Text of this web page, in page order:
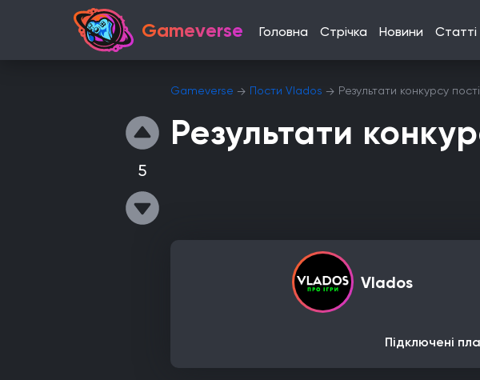
Gameverse Головна Стрічка Новини Статті
Gameverse Пости Vlados Результати конкурсу
5
Результати
Vlados
Підключені